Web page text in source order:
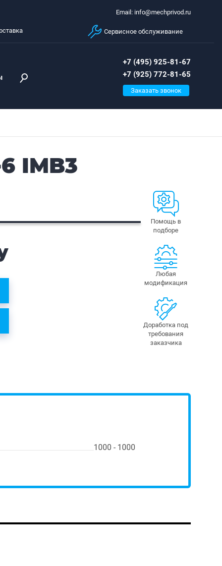
Email: info@mechprivod.ru
Сервисное обслуживание
+7 (495) 925-81-67
+7 (925) 772-81-65
Заказать звонок
IMB3
Помощь в
подборе
Любая
модификация
Доработка под
требования
заказчика
1000 - 1000